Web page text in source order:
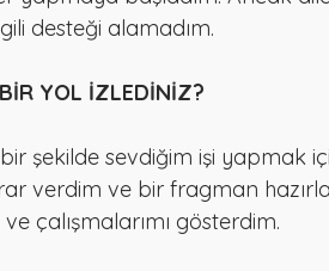
desteği alamadım.
YOL İZLEDİNİZ?
şekilde sevdiğim işi yapmak
verdim ve bir fragman
çalışmalarımı gösterdim.